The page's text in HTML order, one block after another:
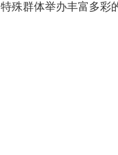
特殊群体举办丰富多彩